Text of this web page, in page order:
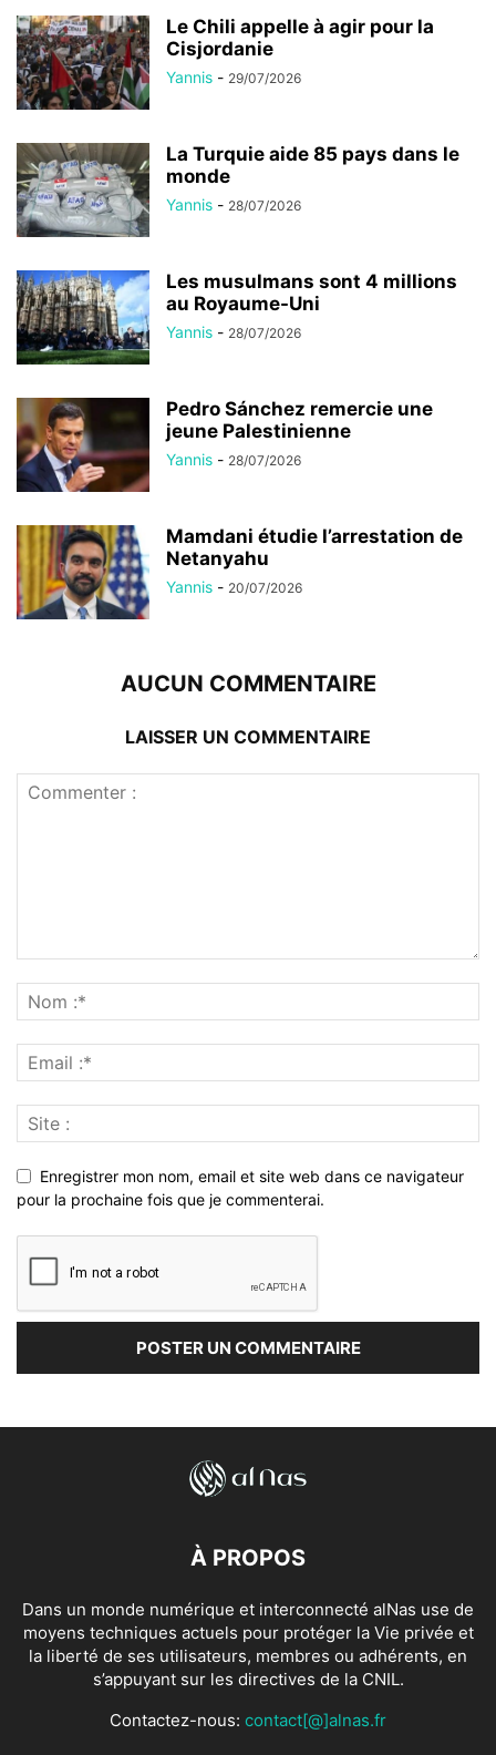
Le Chili appelle à agir pour la
Cisjordanie
Yannis - 29/07/2026
La Turquie aide 85 pays dans le
monde
Yannis - 28/07/2026
Les musulmans sont 4 millions
au Royaume-Uni
Yannis - 28/07/2026
Pedro Sánchez remercie une
jeune Palestinienne
Yannis - 28/07/2026
Mamdani étudie l’arrestation de
Netanyahu
Yannis - 20/07/2026
AUCUN COMMENTAIRE
LAISSER UN COMMENTAIRE
Enregistrer mon nom, email et site web dans ce navigateur
pour la prochaine fois que je commenterai.
À PROPOS
Dans un monde numérique et interconnecté alNas use de
moyens techniques actuels pour protéger la Vie privée et
la liberté de ses utilisateurs, membres ou adhérents, en
s’appuyant sur les directives de la CNIL.
Contactez-nous: contact[@]alnas.fr